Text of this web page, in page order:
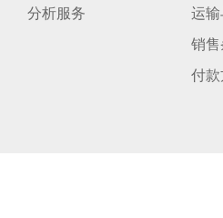
分析服务
运
销售
付